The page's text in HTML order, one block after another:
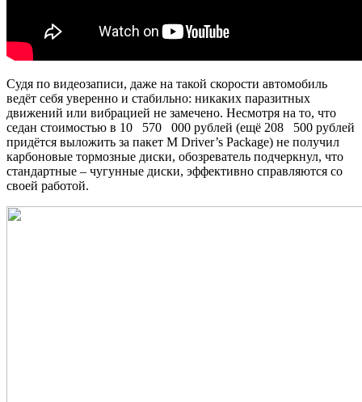
Судя по видеозаписи, даже на такой скорости автомобиль
ведёт себя уверенно и стабильно: никаких паразитных
движений или вибрацией не замечено. Несмотря на то, что
седан стоимостью в 10 570 000 рублей (ещё 208 500 рублей
придётся выложить за пакет M Driver’s Package) не получил
карбоновые тормозные диски, обозреватель подчеркнул, что
стандартные – чугунные диски, эффективно справляются со
своей работой.